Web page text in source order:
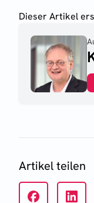
Dieser Artikel
Artikel teilen